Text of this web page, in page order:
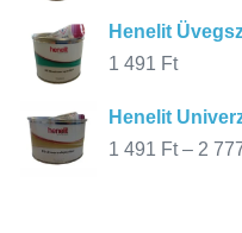
Henelit
1 491 Ft
Henelit
1 491 Ft – 2